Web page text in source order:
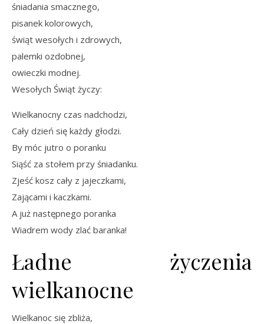
śniadania smacznego,
pisanek kolorowych,
świąt wesołych i zdrowych,
palemki ozdobnej,
owieczki modnej.
Wesołych Świąt życzy:
Wielkanocny czas nadchodzi,
Cały dzień się każdy głodzi.
By móc jutro o poranku
Siąść za stołem przy śniadanku.
Zjeść kosz cały z jajeczkami,
Zającami i kaczkami.
A już następnego poranka
Wiadrem wody zlać baranka!
Ładne życzenia
wielkanocne
Wielkanoc się zbliża,